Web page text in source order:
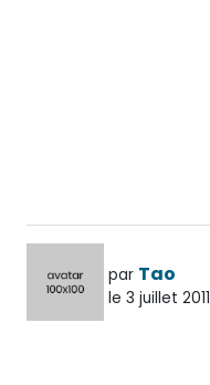
par Tao
le 3 juillet